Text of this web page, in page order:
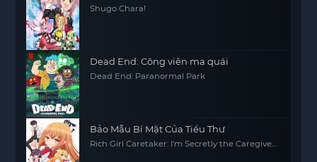
Shugo Chara!
Dead End: Công viên ma quái
Dead End: Paranormal Park
Bảo Mẫu Bí Mật Của Tiểu Thư
Rich Girl Caretaker: I'm Secretly the Caregiver